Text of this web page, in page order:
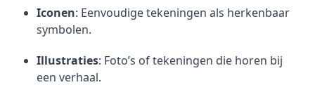
Iconen: Eenvoudige tekeningen als herkenbaar
symbolen.
Illustraties: Foto’s of tekeningen die horen bij
een verhaal.